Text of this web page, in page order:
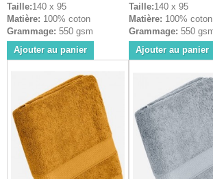
Taille:140 x 95
Matière: 100% coton
Grammage: 550 gsm
Ajouter au panier
Taille:140 x 95
Matière: 100% coton
Grammage: 550
Ajouter au panier